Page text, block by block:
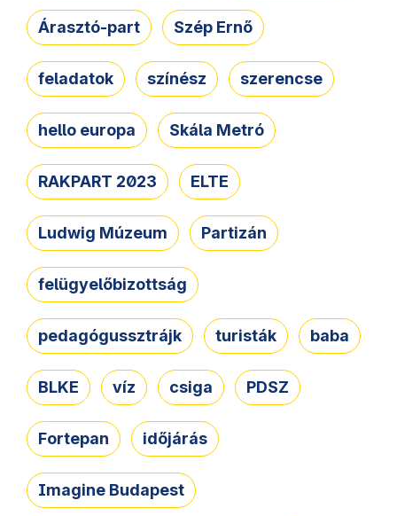
Árasztó-part Szép Ernő
feladatok színész szerencse
hello europa Skála Metró
RAKPART 2023 ELTE
Ludwig Múzeum Partizán
felügyelőbizottság
pedagógussztrájk turisták baba
BLKE víz csiga PDSZ
Fortepan időjárás
Imagine Budapest